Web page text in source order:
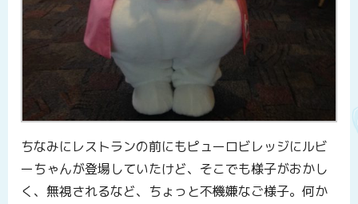
ちなみにレストランの前にもピューロビレッジにルビ
ーちゃんが登場していたけど、そこでも様子がおかし
く、無視されるなど、ちょっと不機嫌なご様子。何か